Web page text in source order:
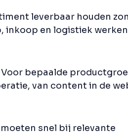
leverbaar houden
inkoop en logistiek
bepaalde
van content in de
snel bij relevante